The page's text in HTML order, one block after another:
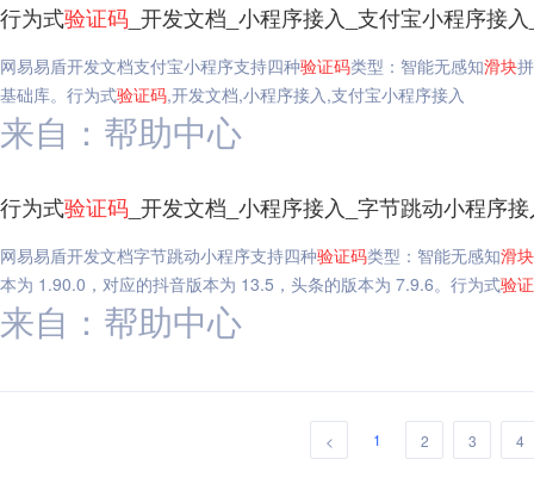
行为式验证码 _开发文档_小程序接入_支付宝小程序接
网易易盾开发文档支付宝小程序支持四种验证码类型：智能无感知滑块
基础库。行为式验证码,开发文档,小程序接入,支付宝小程序接入
来自：帮助中心
行为式验证码 _开发文档_小程序接入_字节跳动小程序
网易易盾开发文档字节跳动小程序支持四种验证码类型：智能无感知滑块
本为 1.90.0，对应的抖音版本为 13.5，头条的版本为 7.9.6。行为式验
来自：帮助中心
< 1 2 3 4